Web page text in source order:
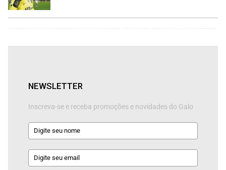
NEWSLETTER
Inscreva-se e receba promoções e novidades do Galo